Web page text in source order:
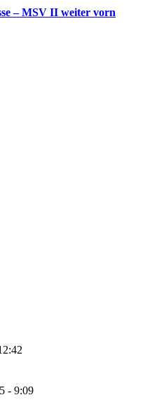
– MSV II weiter vorn
- 9:09